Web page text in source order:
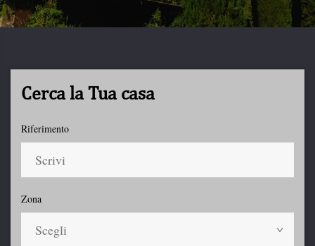
Cerca la Tua casa
Riferimento
Zona
Scegli